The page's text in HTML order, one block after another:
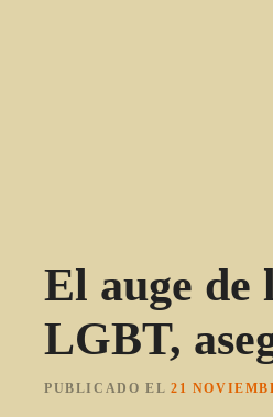
El auge de
LGBT,
PUBLICADO EL 21